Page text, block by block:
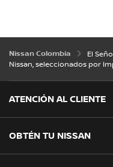
Nissan Colombia
El
Nissan, seleccionados por
ATENCIÓN AL CLIENTE
OBTÉN TU NISSAN